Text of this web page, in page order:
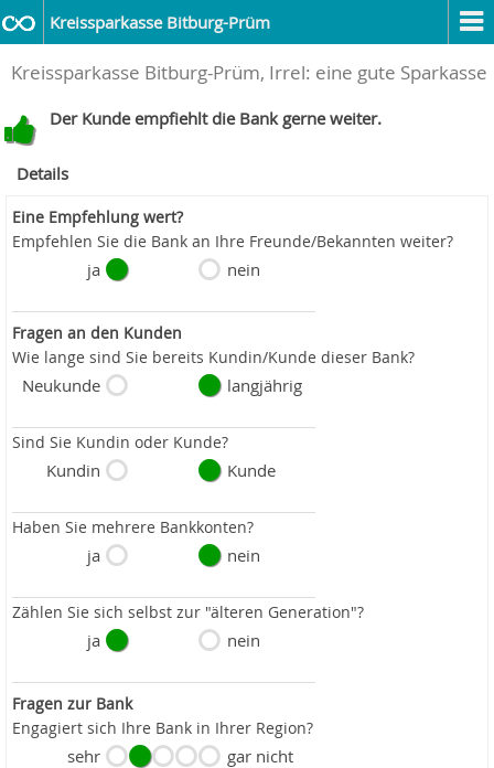
Kreissparkasse Bitburg-Prüm
Kreissparkasse Bitburg-Prüm, Irrel: eine gute Sparkasse
Der Kunde empfiehlt die Bank gerne weiter.
Details
Eine Empfehlung wert?
Empfehlen Sie die Bank an Ihre Freunde/Bekannten weiter?
ja nein
Fragen an den Kunden
Wie lange sind Sie bereits Kundin/Kunde dieser Bank?
Neukunde langjährig
Sind Sie Kundin oder Kunde?
Kundin Kunde
Haben Sie mehrere Bankkonten?
ja nein
Zählen Sie sich selbst zur "älteren Generation"?
ja nein
Fragen zur Bank
Engagiert sich Ihre Bank in Ihrer Region?
sehr gar nicht